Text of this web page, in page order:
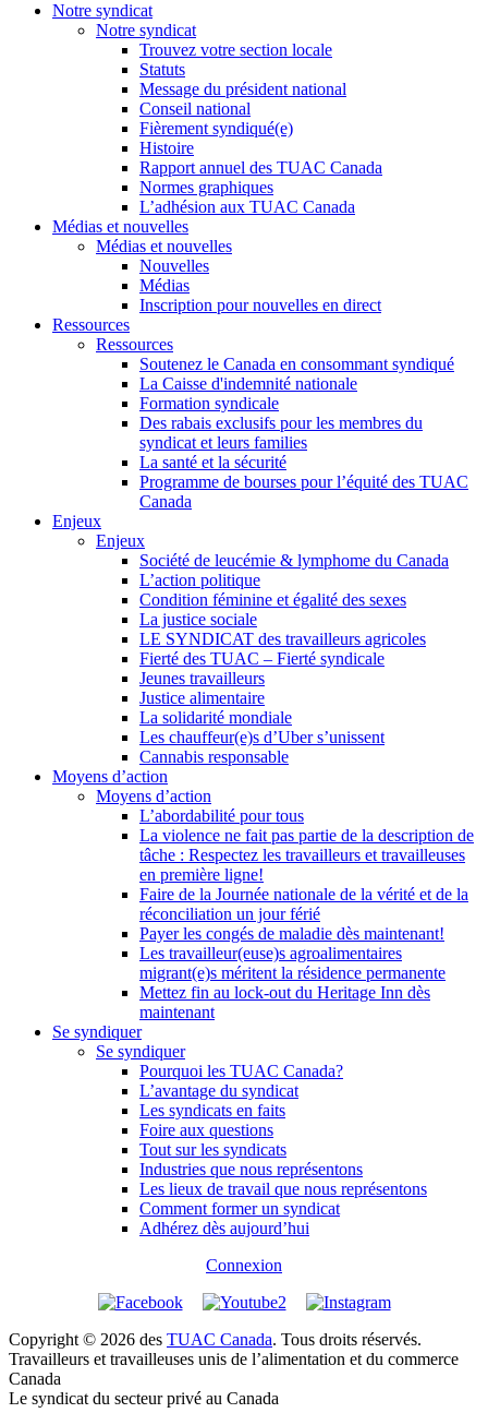
Notre syndicat
Notre syndicat
Trouvez votre section locale
Statuts
Message du président national
Conseil national
Fièrement syndiqué(e)
Histoire
Rapport annuel des TUAC Canada
Normes graphiques
L’adhésion aux TUAC Canada
Médias et nouvelles
Médias et nouvelles
Nouvelles
Médias
Inscription pour nouvelles en direct
Ressources
Ressources
Soutenez le Canada en consommant syndiqué
La Caisse d'indemnité nationale
Formation syndicale
Des rabais exclusifs pour les membres du
syndicat et leurs families
La santé et la sécurité
Programme de bourses pour l’équité des TUAC
Canada
Enjeux
Enjeux
Société de leucémie & lymphome du Canada
L’action politique
Condition féminine et égalité des sexes
La justice sociale
LE SYNDICAT des travailleurs agricoles
Fierté des TUAC – Fierté syndicale
Jeunes travailleurs
Justice alimentaire
La solidarité mondiale
Les chauffeur(e)s d’Uber s’unissent
Cannabis responsable
Moyens d’action
Moyens d’action
L’abordabilité pour tous
La violence ne fait pas partie de la description de
tâche : Respectez les travailleurs et travailleuses
en première ligne!
Faire de la Journée nationale de la vérité et de la
réconciliation un jour férié
Payer les congés de maladie dès maintenant!
Les travailleur(euse)s agroalimentaires
migrant(e)s méritent la résidence permanente
Mettez fin au lock-out du Heritage Inn dès
maintenant
Se syndiquer
Se syndiquer
Pourquoi les TUAC Canada?
L’avantage du syndicat
Les syndicats en faits
Foire aux questions
Tout sur les syndicats
Industries que nous représentons
Les lieux de travail que nous représentons
Comment former un syndicat
Adhérez dès aujourd’hui
Connexion
Copyright © 2026 des TUAC Canada. Tous droits réservés.
Travailleurs et travailleuses unis de l’alimentation et du commerce
Canada
Le syndicat du secteur privé au Canada